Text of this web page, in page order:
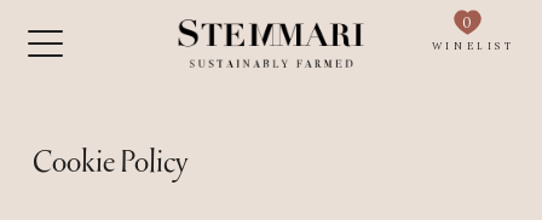
WINELIST
0
Cookie Policy